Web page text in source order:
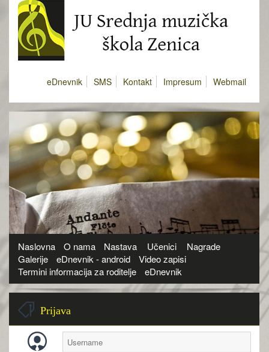
eDnevnik SMS Kontakt Impresum Webmail
Naslovna O nama Nastava Učenici
Nagrade
Galerije
eDnevnik - android
Video zapisi
Termini informacija za roditelje
eDnevnik
Prijava